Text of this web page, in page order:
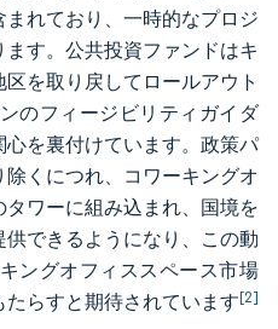
れており、一時的なプロジ
す。公共投資ファンドはキ
を取り戻してロールアウト
のフィージビリティガイダ
を裏付けています。政策パ
くにつれ、コワーキングオ
ワーに組み込まれ、国境を
できるようになり、この動
ングオフィススペース市場
らすと期待されています[2]